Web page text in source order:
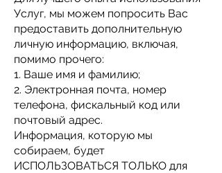
Услуг, мы можем попросить Вас
предоставить дополнительную
личную информацию, включая,
помимо прочего:
1. Ваше имя и фамилию;
2. Электронная почта, номер
телефона, фискальный код или
почтовый адрес.
Информация, которую мы
собираем, будет
ИСПОЛЬЗОВАТЬСЯ ТОЛЬКО для